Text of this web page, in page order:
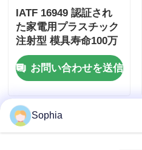
IATF 16949 認証され
た家電用プラスチック
注射型 模具寿命100万
個,熱冷走行システム
お問い合わせを送信
Sophia